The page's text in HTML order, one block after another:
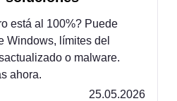
está al 100%? Puede
Windows, límites del
o malware.
ahora.
25.05.2026